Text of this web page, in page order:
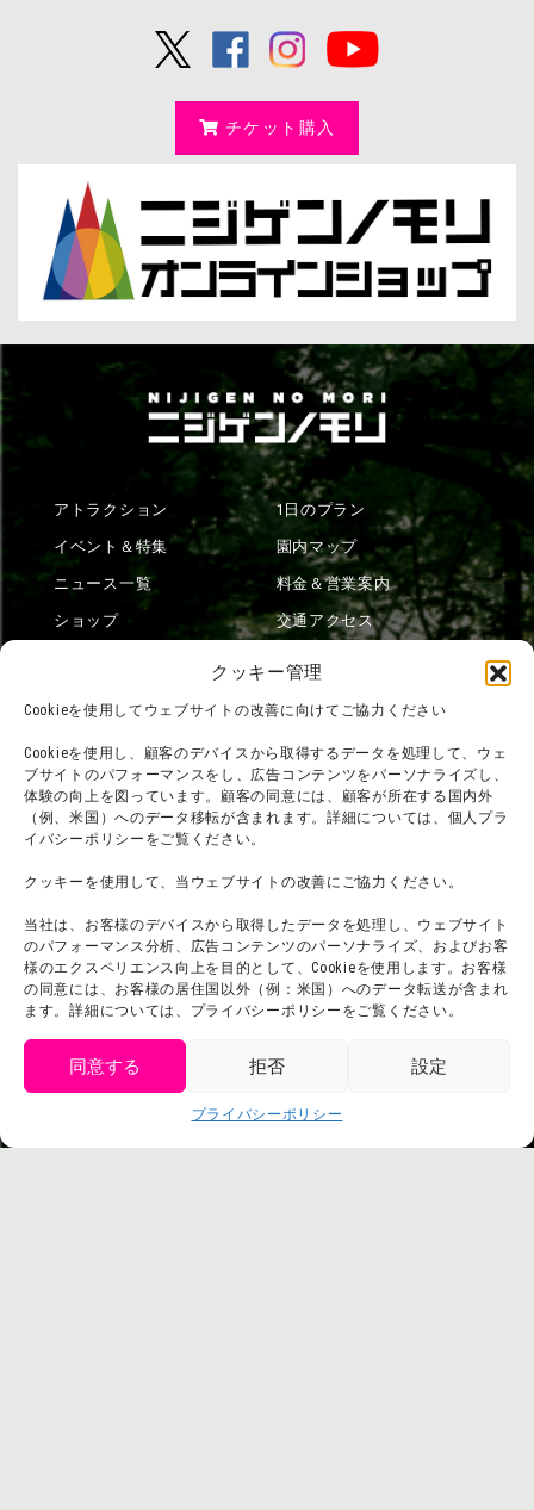
クッキー管理
Cookieを使用してウェブサイトの改善に向けてご協力ください
Cookieを使用し、顧客のデバイスから取得するデータを処理して、ウェ
ブサイトのパフォーマンスをし、広告コンテンツをパーソナライズし、
体験の向上を図っています。顧客の同意には、顧客が所在する国内外
（例、米国）へのデータ移転が含まれます。詳細については、個人プラ
イバシーポリシーをご覧ください。
クッキーを使用して、当ウェブサイトの改善にご協力ください。
当社は、お客様のデバイスから取得したデータを処理し、ウェブサイト
のパフォーマンス分析、広告コンテンツのパーソナライズ、およびお客
様のエクスペリエンス向上を目的として、Cookieを使用します。お客様
の同意には、お客様の居住国以外（例：米国）へのデータ転送が含まれ
ます。詳細については、プライバシーポリシーをご覧ください。
同意する 拒否 設定
プライバシーポリシー
チケット購入
アトラクション
イベント＆特集
ニュース一覧
ショップ
1日のプラン
園内マップ
料金＆営業案内
交通アクセス
団体利用について
お問い合わせ
利用規約
プライバシーポリシー
プレスリリース
メディア掲載実績
会社概要
スタッフ募集